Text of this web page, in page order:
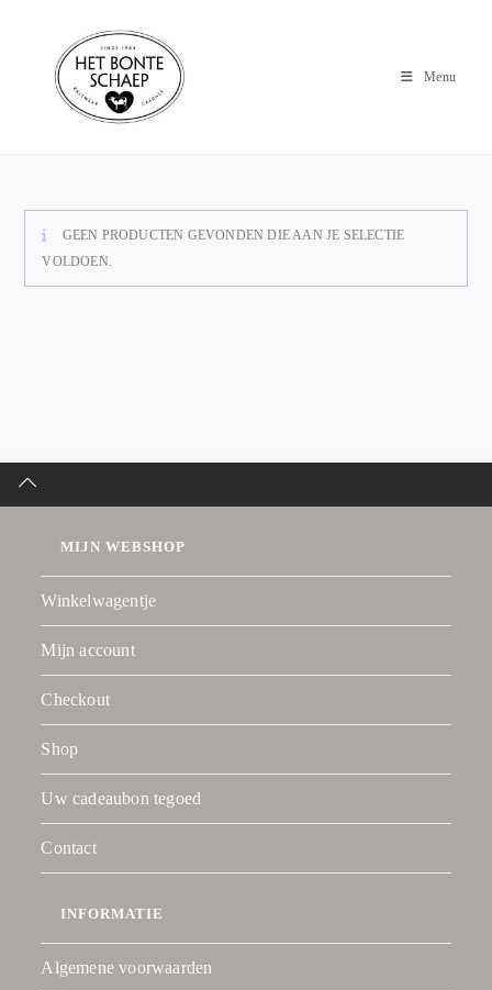
Menu
GEEN PRODUCTEN GEVONDEN DIE AAN JE SELECTIE
VOLDOEN.
MIJN WEBSHOP
Winkelwagentje
Mijn account
Checkout
Shop
Uw cadeaubon tegoed
Contact
INFORMATIE
Algemene voorwaarden